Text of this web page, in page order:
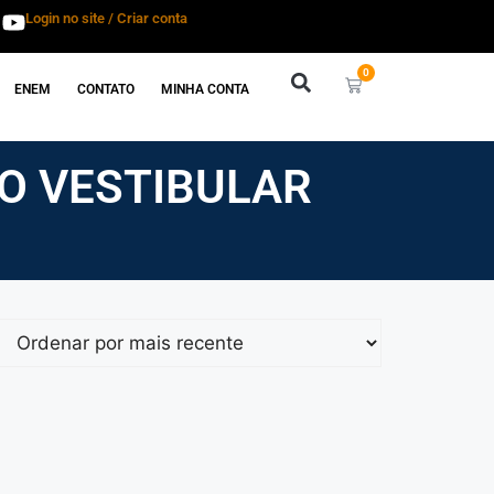
Login no site / Criar conta
ENEM CONTATO MINHA CONTA
0
VESTIBULAR